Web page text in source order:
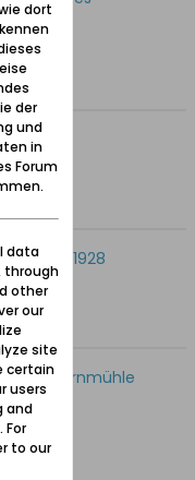
1927/1928
eine Kornmühle
dort
der
und
in
Forum
data
through
other
our
site
certain
users
and
to our